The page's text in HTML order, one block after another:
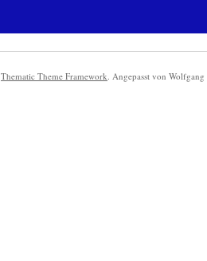
Thematic Theme Framework. Angepasst von